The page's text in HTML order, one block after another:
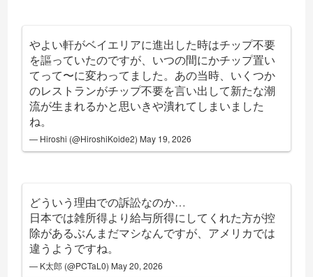
やよい軒がベイエリアに進出した時はチップ不要
を謳っていたのですが、いつの間にかチップ置い
てって〜に変わってました。あの当時、いくつか
のレストランがチップ不要を言い出して新たな潮
流が生まれるかと思いきや潰れてしまいました
ね。
— Hiroshi (@HiroshiKoide2) May 19, 2026
どういう理由での訴訟なのか…
日本では雑所得より給与所得にしてくれた方が控
除があるぶんまだマシなんですが、アメリカでは
違うようですね。
— K太郎 (@PCTaL0) May 20, 2026